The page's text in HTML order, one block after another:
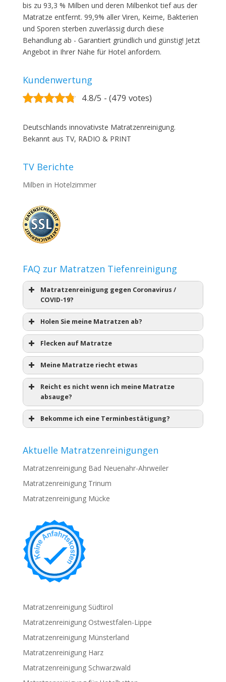
bis zu 93,3 % Milben und deren Milbenkot tief aus der
Matratze entfernt. 99,9% aller Viren, Keime, Bakterien
und Sporen sterben zuverlässig durch diese
Behandlung ab - Garantiert gründlich und günstig! Jetzt
Angebot in Ihrer Nähe für Hotel anfordern.
Kundenwertung
4.8/5 - (479 votes)
Deutschlands innovativste Matratzenreinigung.
Bekannt aus TV, RADIO & PRINT
TV Berichte
Milben in Hotelzimmer
FAQ zur Matratzen Tiefenreinigung
Matratzenreinigung gegen Coronavirus /
COVID-19?
Holen Sie meine Matratzen ab?
Flecken auf Matratze
Meine Matratze riecht etwas
Reicht es nicht wenn ich meine Matratze
absauge?
Bekomme ich eine Terminbestätigung?
Aktuelle Matratzenreinigungen
Matratzenreinigung Bad Neuenahr-Ahrweiler
Matratzenreinigung Trinum
Matratzenreinigung Mücke
Matratzenreinigung Südtirol
Matratzenreinigung Ostwestfalen-Lippe
Matratzenreinigung Münsterland
Matratzenreinigung Harz
Matratzenreinigung Schwarzwald